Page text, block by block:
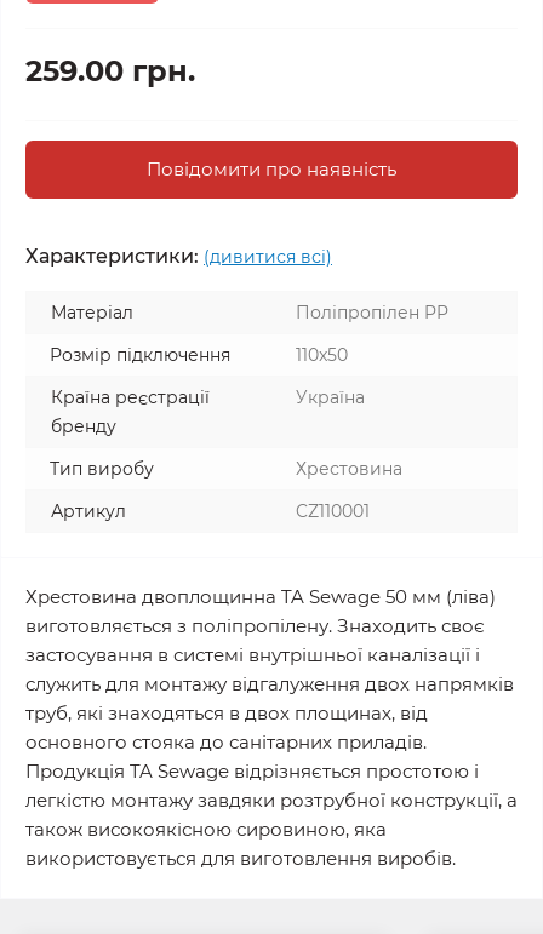
259.00 грн.
Повідомити про наявність
Характеристики: (дивитися всі)
Матеріал
Поліпропілен PP
Розмір підключення
110x50
Країна реєстрації
бренду
Україна
Тип виробу
Хрестовина
Артикул
CZ110001
Хрестовина двоплощинна TA Sewage 50 мм (ліва)
виготовляється з поліпропілену. Знаходить своє
застосування в системі внутрішньої каналізації і
служить для монтажу відгалуження двох напрямків
труб, які знаходяться в двох площинах, від
основного стояка до санітарних приладів.
Продукція TA Sewage відрізняється простотою і
легкістю монтажу завдяки розтрубної конструкції, а
також високоякісною сировиною, яка
використовується для виготовлення виробів.